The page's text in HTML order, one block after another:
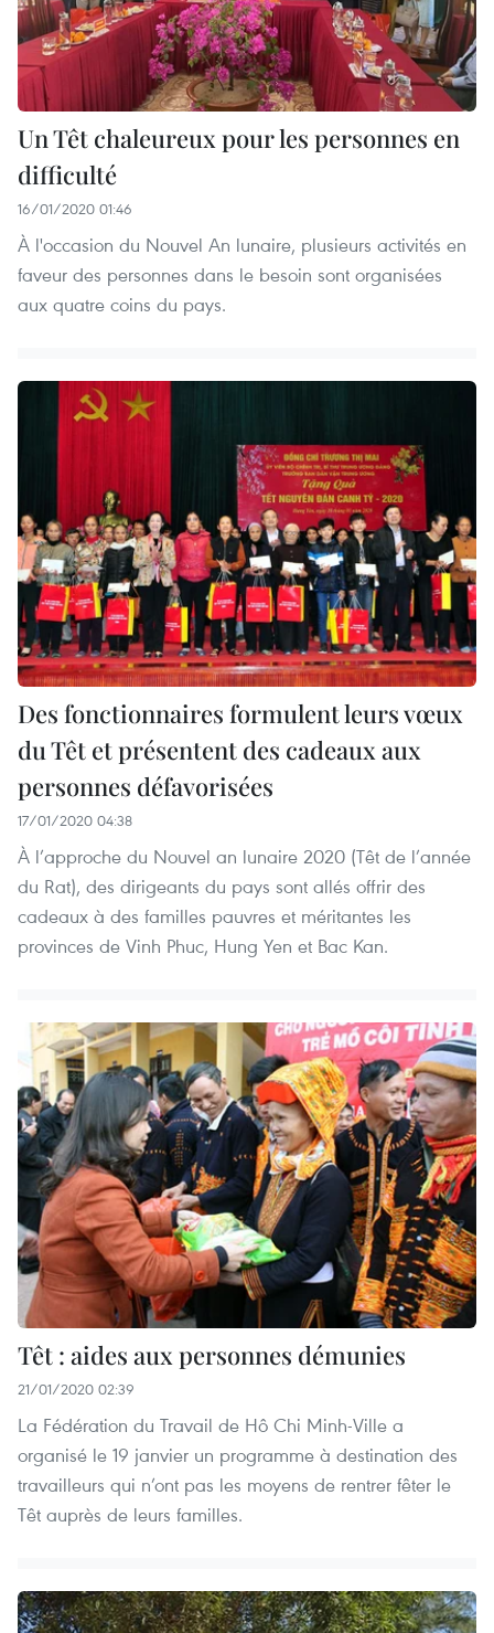
Un Têt chaleureux pour les personnes en
difficulté
16/01/2020 01:46
À l'occasion du Nouvel An lunaire, plusieurs activités en
faveur des personnes dans le besoin sont organisées
aux quatre coins du pays.
Des fonctionnaires formulent leurs vœux
du Têt et présentent des cadeaux aux
personnes défavorisées
17/01/2020 04:38
À l’approche du Nouvel an lunaire 2020 (Têt de l’année
du Rat), des dirigeants du pays sont allés offrir des
cadeaux à des familles pauvres et méritantes les
provinces de Vinh Phuc, Hung Yen et Bac Kan.
Têt : aides aux personnes démunies
21/01/2020 02:39
La Fédération du Travail de Hô Chi Minh-Ville a
organisé le 19 janvier un programme à destination des
travailleurs qui n’ont pas les moyens de rentrer fêter le
Têt auprès de leurs familles.